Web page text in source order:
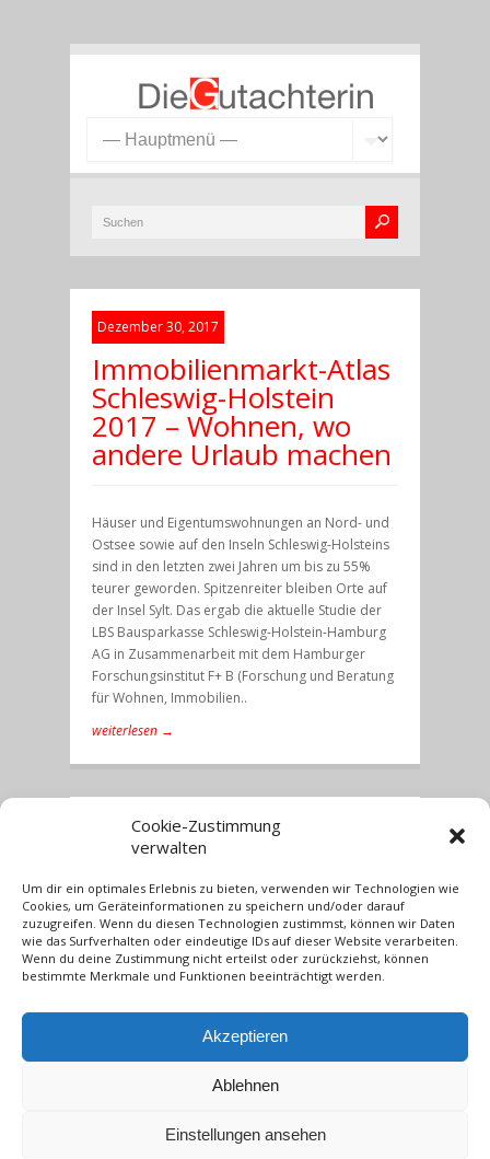
Cookie-Zustimmung
verwalten
Um dir ein optimales Erlebnis zu bieten, verwenden wir Technologien wie
Cookies, um Geräteinformationen zu speichern und/oder darauf
zuzugreifen. Wenn du diesen Technologien zustimmst, können wir Daten
wie das Surfverhalten oder eindeutige IDs auf dieser Website verarbeiten.
Wenn du deine Zustimmung nicht erteilst oder zurückziehst, können
bestimmte Merkmale und Funktionen beeinträchtigt werden.
Akzeptieren
Ablehnen
Einstellungen ansehen
Dezember 30, 2017
Immobilienmarkt-Atlas
Schleswig-Holstein
2017 – Wohnen, wo
andere Urlaub machen
Häuser und Eigentumswohnungen an Nord- und
Ostsee sowie auf den Inseln Schleswig-Holsteins
sind in den letzten zwei Jahren um bis zu 55%
teurer geworden. Spitzenreiter bleiben Orte auf
der Insel Sylt. Das ergab die aktuelle Studie der
LBS Bausparkasse Schleswig-Holstein-Hamburg
AG in Zusammenarbeit mit dem Hamburger
Forschungsinstitut F+ B (Forschung und Beratung
für Wohnen, Immobilien..
weiterlesen →
Dezember 22, 2017
Besinnliche Festtage
und ein gutes neues
Jahr
Besinnung gebracht.“ – Joachim Ringelnatz (1883-
1934) Mit 2017 geht wieder ein Jahr sehr
bewegtes und ereignisreiches Jahr zu Ende. Viele
wie dem Start der Toure de France in Düsseldorf